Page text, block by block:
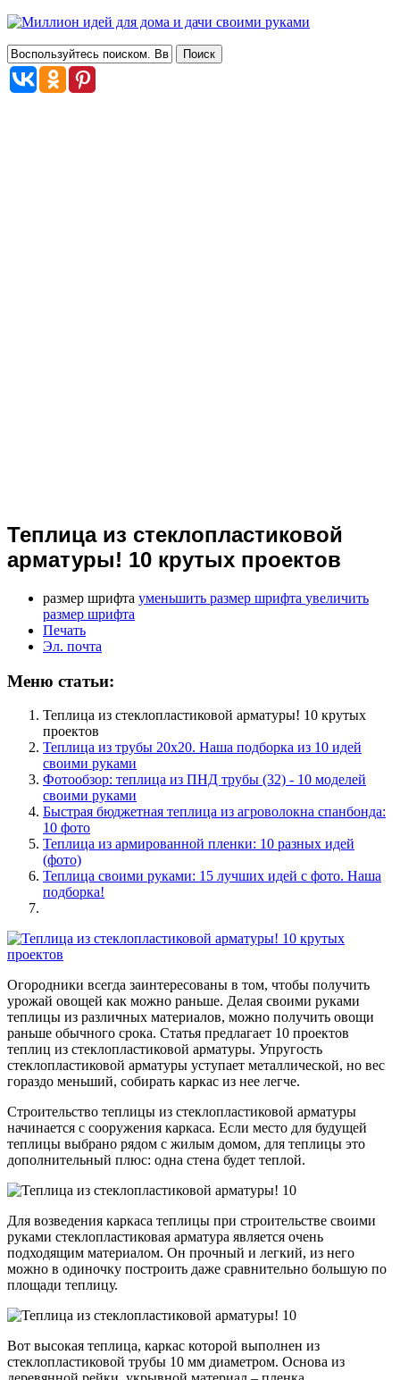
Теплица из стеклопластиковой
арматуры! 10 крутых проектов
размер шрифта уменьшить размер шрифта увеличить
размер шрифта
Печать
Эл. почта
Меню статьи:
Теплица из стеклопластиковой арматуры! 10 крутых
проектов
Теплица из трубы 20х20. Наша подборка из 10 идей
своими руками
Фотообзор: теплица из ПНД трубы (32) - 10 моделей
своими руками
Быстрая бюджетная теплица из агроволокна спанбонда:
10 фото
Теплица из армированной пленки: 10 разных идей
(фото)
Теплица своими руками: 15 лучших идей с фото. Наша
подборка!
Огородники всегда заинтересованы в том, чтобы получить
урожай овощей как можно раньше. Делая своими руками
теплицы из различных материалов, можно получить овощи
раньше обычного срока. Статья предлагает 10 проектов
теплиц из стеклопластиковой арматуры. Упругость
стеклопластиковой арматуры уступает металлической, но вес
гораздо меньший, собирать каркас из нее легче.
Строительство теплицы из стеклопластиковой арматуры
начинается с сооружения каркаса. Если место для будущей
теплицы выбрано рядом с жилым домом, для теплицы это
дополнительный плюс: одна стена будет теплой.
Для возведения каркаса теплицы при строительстве своими
руками стеклопластиковая арматура является очень
подходящим материалом. Он прочный и легкий, из него
можно в одиночку построить даже сравнительно большую по
площади теплицу.
Вот высокая теплица, каркас которой выполнен из
стеклопластиковой трубы 10 мм диаметром. Основа из